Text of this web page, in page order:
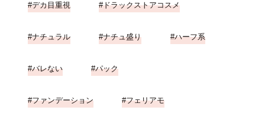
デカ目重視 ドラックストアコスメ
ナチュラル ナチュ盛り ハーフ系
バレない パック
ファンデーション フェリアモ